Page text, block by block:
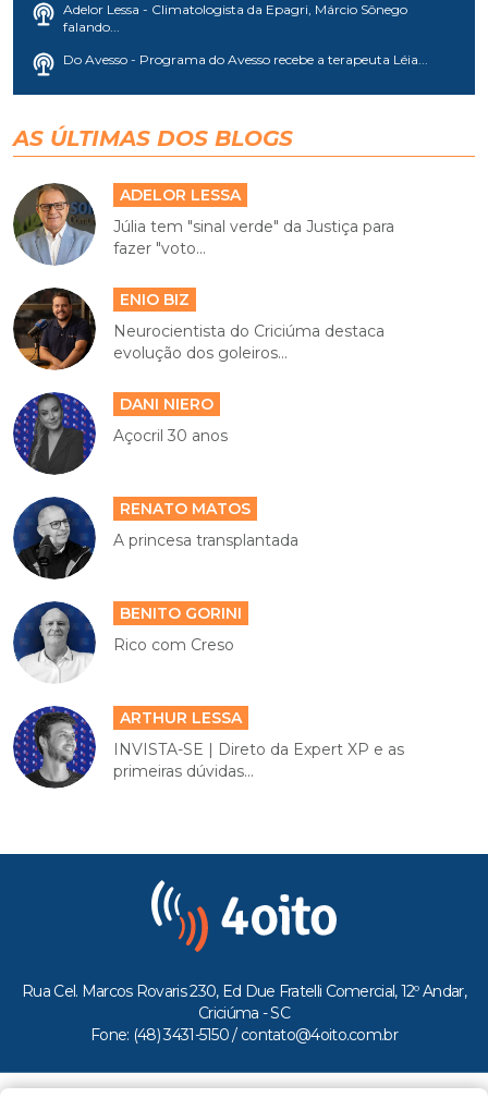
Adelor Lessa - Climatologista da Epagri, Márcio Sônego
falando...
Do Avesso - Programa do Avesso recebe a terapeuta Léia...
AS ÚLTIMAS DOS BLOGS
ADELOR LESSA
Júlia tem "sinal verde" da Justiça para
fazer "voto...
ENIO BIZ
Neurocientista do Criciúma destaca
evolução dos goleiros...
DANI NIERO
Açocril 30 anos
RENATO MATOS
A princesa transplantada
BENITO GORINI
Rico com Creso
ARTHUR LESSA
INVISTA-SE | Direto da Expert XP e as
primeiras dúvidas...
Rua Cel. Marcos Rovaris 230, Ed Due Fratelli Comercial, 12º Andar,
Criciúma - SC
Fone: (48) 3431-5150 / contato@4oito.com.br